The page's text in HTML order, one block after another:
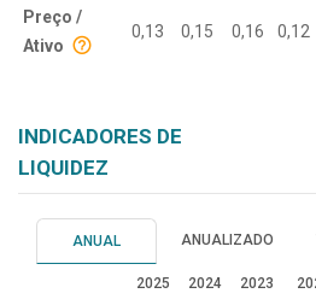
Preço /
Ativo
0,13 0,15 0,16 0,12
INDICADORES DE
LIQUIDEZ
ANUAL ANUALIZADO
2025 2024 2023